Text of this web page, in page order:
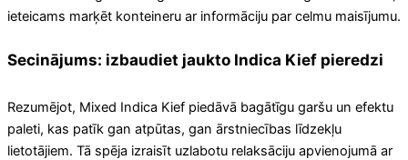
ieteicams marķēt konteineru ar informāciju par celmu maisījumu.
Secinājums: izbaudiet jaukto Indica Kief pieredzi
Rezumējot, Mixed Indica Kief piedāvā bagātīgu garšu un efektu
paleti, kas patīk gan atpūtas, gan ārstniecības līdzekļu
lietotājiem. Tā spēja izraisīt uzlabotu relaksāciju apvienojumā ar